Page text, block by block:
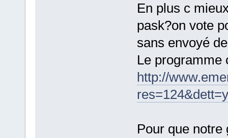
En plus c
pask?on vote
sans envoyé
Le programme
http://
Pour que notre